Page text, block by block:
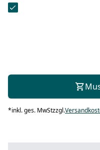
*inkl. ges. MwStzzgl.